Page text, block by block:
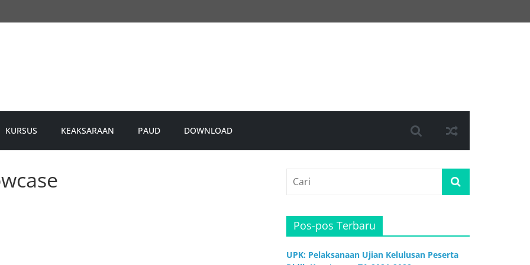
KURSUS KEAKSARAAN PAUD DOWNLOAD
Pos-pos Terbaru
UPK: Pelaksanaan Ujian Kelulusan Peserta